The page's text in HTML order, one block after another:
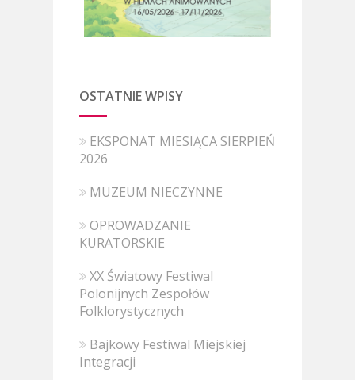
OSTATNIE WPISY
EKSPONAT MIESIĄCA SIERPIEŃ
2026
MUZEUM NIECZYNNE
OPROWADZANIE
KURATORSKIE
XX Światowy Festiwal
Polonijnych Zespołów
Folklorystycznych
Bajkowy Festiwal Miejskiej
Integracji